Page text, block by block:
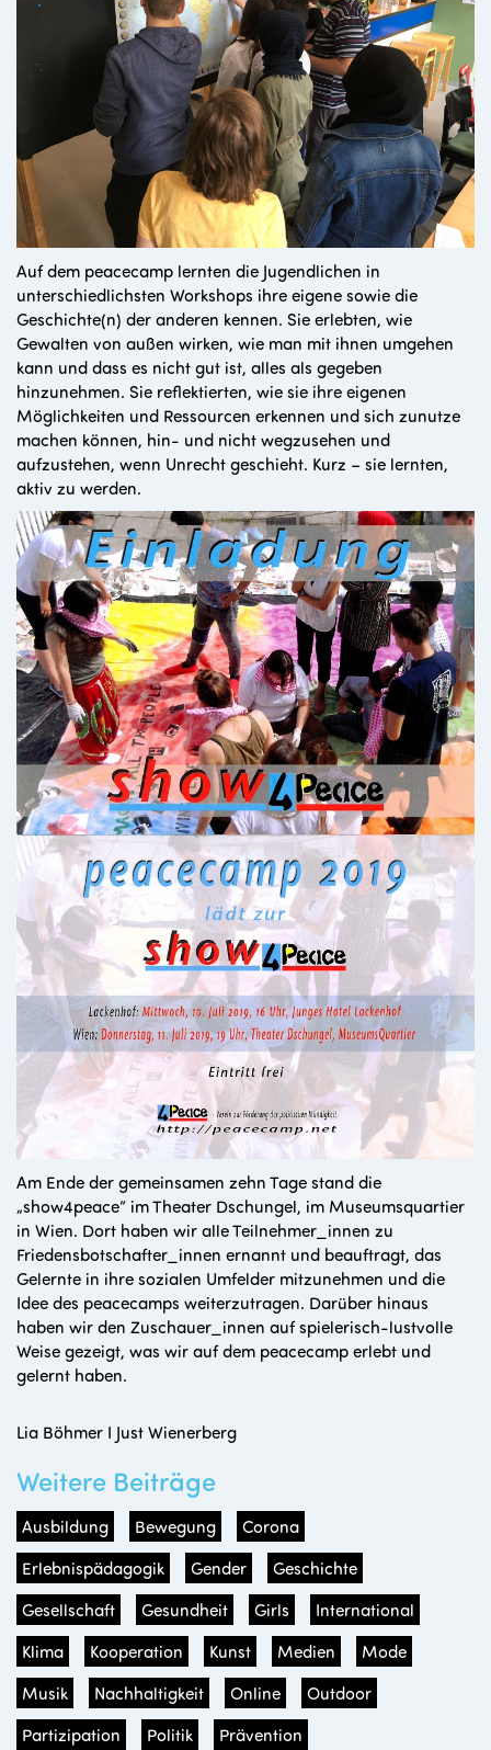
Auf dem peacecamp lernten die Jugendlichen in
unterschiedlichsten Workshops ihre eigene sowie die
Geschichte(n) der anderen kennen. Sie erlebten, wie
Gewalten von außen wirken, wie man mit ihnen umgehen
kann und dass es nicht gut ist, alles als gegeben
hinzunehmen. Sie reflektierten, wie sie ihre eigenen
Möglichkeiten und Ressourcen erkennen und sich zunutze
machen können, hin- und nicht wegzusehen und
aufzustehen, wenn Unrecht geschieht. Kurz – sie lernten,
aktiv zu werden.
Am Ende der gemeinsamen zehn Tage stand die
„show4peace“ im Theater Dschungel, im Museumsquartier
in Wien. Dort haben wir alle Teilnehmer_innen zu
Friedensbotschafter_innen ernannt und beauftragt, das
Gelernte in ihre sozialen Umfelder mitzunehmen und die
Idee des peacecamps weiterzutragen. Darüber hinaus
haben wir den Zuschauer_innen auf spielerisch-lustvolle
Weise gezeigt, was wir auf dem peacecamp erlebt und
gelernt haben.
Lia Böhmer I Just Wienerberg
Weitere Beiträge
Ausbildung Bewegung
Corona
Erlebnispädagogik
Gender
Geschichte
Gesellschaft
Gesundheit Girls
International
Klima
Kooperation Kunst Medien
Mode
Musik
Nachhaltigkeit Online
Outdoor
Partizipation
Politik Prävention